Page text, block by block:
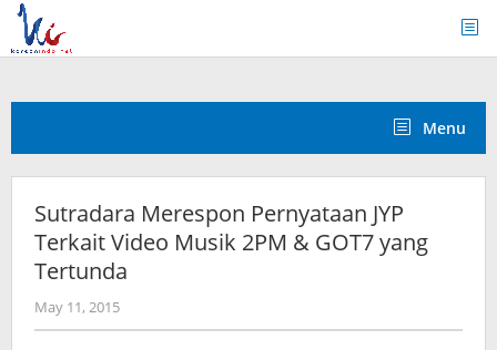
Skip
content
Menu
Sutradara Merespon Pernyataan JYP
Terkait Video Musik 2PM & GOT7 yang
Tertunda
May 11, 2015by
Koreanindo